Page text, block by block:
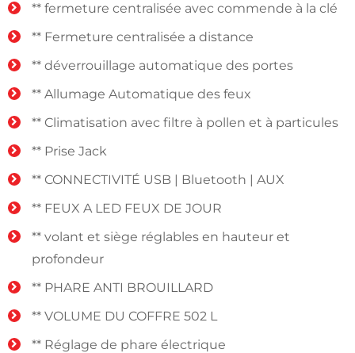
** fermeture centralisée avec commende à la clé
** Fermeture centralisée a distance
** déverrouillage automatique des portes
** Allumage Automatique des feux
** Climatisation avec filtre à pollen et à particules
** Prise Jack
** CONNECTIVITÉ USB | Bluetooth | AUX
** FEUX A LED FEUX DE JOUR
** volant et siège réglables en hauteur et
profondeur
** PHARE ANTI BROUILLARD
** VOLUME DU COFFRE 502 L
** Réglage de phare électrique